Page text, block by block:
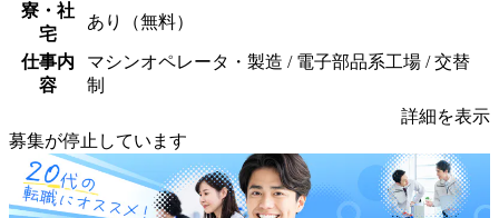
寮・社
宅
あり（無料）
仕事内
容
マシンオペレータ・製造 / 電子部品系工場 / 交替
制
詳細を表示
募集が停止しています